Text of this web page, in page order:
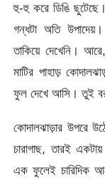
হু-হু করে ডিঙি
গন্ধটা অতি
তাকিয়ে দেখেনি।
মাটির পাহাড়
ফুল দেখে আসি। তুই
কোদালঝাড়ার উপরে
চারাগাছ, তারই
এক ফুলেই চারিদিক